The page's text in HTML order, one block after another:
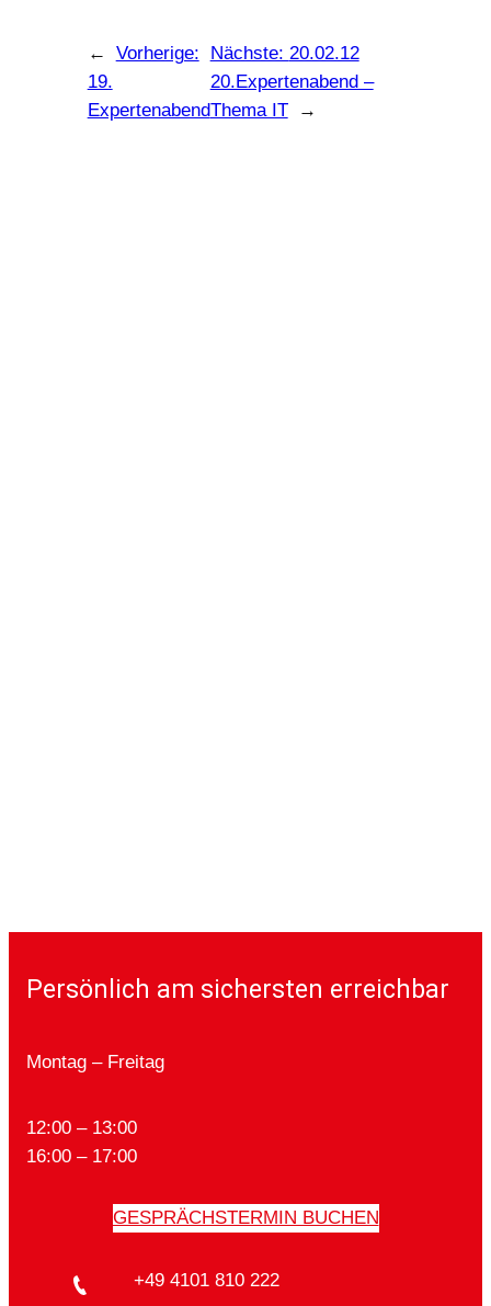
←
Vorherige:
19.
Expertenabend
Nächste: 20.02.12
20.Expertenabend –
Thema IT
→
Persönlich am sichersten erreichbar
Montag – Freitag
12:00 – 13:00
16:00 – 17:00
GESPRÄCHSTERMIN BUCHEN
+49 4101 810 222